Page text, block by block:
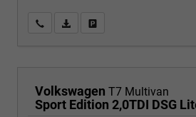
Wir rufen Sie anPDF-Fahrzeugexposé drucken
Volkswagen T7 Multivan
Sport Edition 2,0TDI DSG